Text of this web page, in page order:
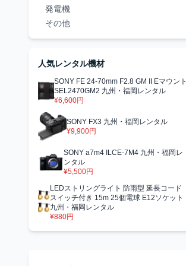
発電機
その他
人気レンタル機材
SONY FE 24-70mm F2.8 GM II Eマウント
SEL2470GM2 九州・福岡レンタル
¥6,600円
SONY FX3 九州・福岡レンタル
¥9,900円
SONY a7m4 ILCE-7M4 九州・福岡レ
ンタル
¥5,500円
LEDストリングライト 防雨型 延長コード
スイッチ付き 15m 25個電球 E12ソケット
九州・福岡レンタル
¥880円